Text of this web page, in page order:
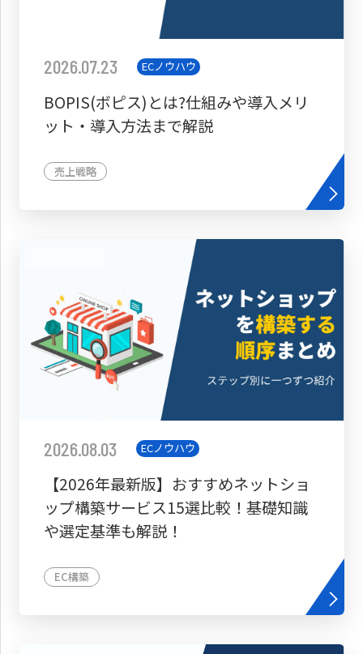
2026.07.23 ECノウハウ
BOPIS(ボピス)とは?仕組みや導入メリ
ット・導入方法まで解説
売上戦略
2026.08.03 ECノウハウ
【2026年最新版】おすすめネットショ
ップ構築サービス15選比較！基礎知識
や選定基準も解説！
EC構築